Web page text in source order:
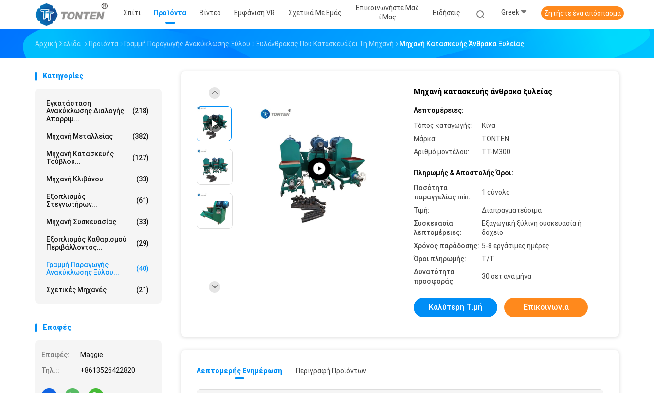
Σπίτι Προϊόντα Βίντεο Εμφάνιση VR Σχετικά Με Εμάς
Επικοινωνήστε Μαζ
Ί Μας
Ειδήσεις Greek Ζητήστε ένα απόσπασμα
Αρχική Σελίδα Προϊόντα Γραμμή Παραγωγής Ανακύκλωσης Ξύλου Ξυλάνθρακας Που Κατασκευάζει Τη Μηχανή Μηχανή Κατασκευής Άνθρακα Ξυλείας
Κατηγορίες
Εγκατάσταση
Ανακύκλωσης Διαλογής
Απορριμ...
(218)
Μηχανή Μεταλλείας (382)
Μηχανή Κατασκευής
Τούβλου...
(127)
Μηχανή Κλιβάνου (33)
Εξοπλισμός
Στεγνωτήρων...
(61)
Μηχανή Συσκευασίας (33)
Εξοπλισμός Καθαρισμού
Περιβάλλοντος...
(29)
Γραμμή Παραγωγής
Ανακύκλωσης Ξύλου...
(40)
Σχετικές Μηχανές (21)
Επαφές
Επαφές:
Maggie
Τηλ.::
+8613526422820
Μηχανή κατασκευής άνθρακα ξυλείας
Λεπτομέρειες:
Τόπος καταγωγής:
Κίνα
Μάρκα:
TONTEN
Αριθμό μοντέλου:
ΤΤ-M300
Πληρωμής & Αποστολής Όροι:
Ποσότητα
παραγγελίας min:
1 σύνολο
Τιμή:
Διαπραγματεύσιμα
Συσκευασία
λεπτομέρειες:
Εξαγωγική ξύλινη συσκευασία ή
δοχείο
Χρόνος παράδοσης: 5-8 εργάσιμες ημέρες
Όροι πληρωμής:
Τ/Τ
Δυνατότητα
προσφοράς:
30 σετ ανά μήνα
Καλύτερη Τιμή Επικοινωνία
Λεπτομερής Ενημέρωση Περιγραφή Προϊόντων